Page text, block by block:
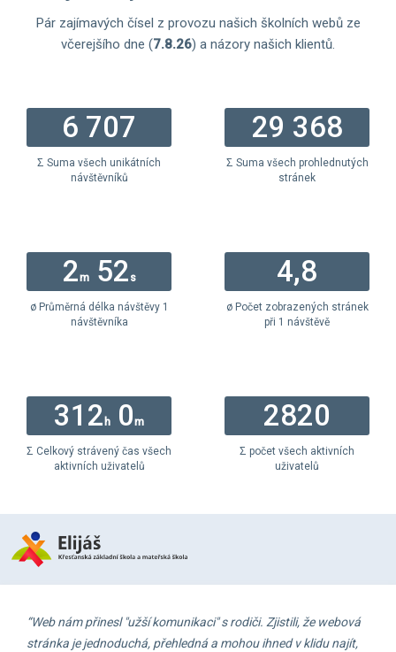
Pár zajímavých čísel z provozu našich školních webů ze
včerejšího dne (7.8.26) a názory našich klientů.
6 707
Σ Suma všech unikátních
návštěvníků
29 368
Σ Suma všech prohlednutých
stránek
2m52 s
ø Průměrná délka návštěvy 1
návštěvníka
4,8
ø Počet zobrazených stránek
při 1 návštěvě
312 h 0m
Σ Celkový strávený čas všech
aktivních uživatelů
2820
Σ počet všech aktivních
uživatelů
“Web nám přinesl "užší komunikaci" s rodiči. Zjistili, že webová
stránka je jednoduchá, přehledná a mohou ihned v klidu najít,